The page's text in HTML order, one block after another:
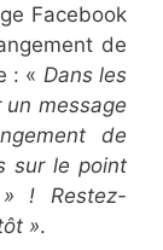
Facebook
de
: « Dans les
message
de
sur le point
» ! Restez-
».